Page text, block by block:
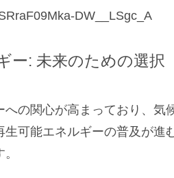
DW__LSgc_A
ー: 未来のための選択
の関心が高まっており、気
生可能エネルギーの普及が進